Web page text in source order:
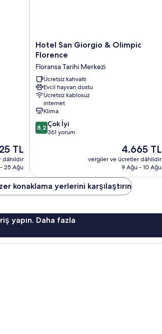
TL
TL
dâhildir
25 Ağu
Hotel
San
&
Olimpic
Florence
Floransa
Tarihi
Merkezi
Hotel San Giorgio & Olimpic
Florence
Floransa Tarihi Merkezi
Ücretsiz kahvaltı
Evcil hayvan dostu
Ücretsiz kablosuz
internet
Klima
10
üzerinden
yorum
8,2 Çok İyi
361 yorum
Güncel
fiyat:
4.665 TL
4.665 TL
vergiler ve ücretler dâhildir
9 Ağu - 10 Ağu
konaklama yerlerini karşılaştırın
yapın. Daha fazla